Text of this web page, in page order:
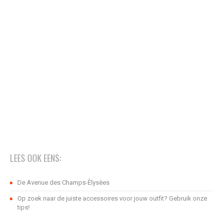
LEES OOK EENS:
De Avenue des Champs-Èlysèes
Op zoek naar de juiste accessoires voor jouw outfit? Gebruik onze
tips!